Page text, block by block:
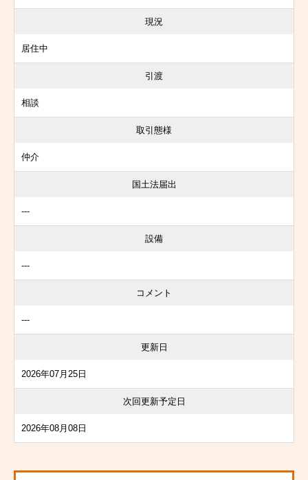
現況
居住中
引渡
相談
取引態様
仲介
国土法届出
---
設備
---
コメント
---
更新日
2026年07月25日
次回更新予定日
2026年08月08日